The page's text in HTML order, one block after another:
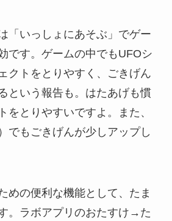
「いっしょにあそぶ」でゲー
です。ゲームの中でもUFOシ
クトをとりやすく、ごきげん
という報告も。はたあげも慣
をとりやすいですよ。また、
でもごきげんが少しアップし
めの便利な機能として、たま
。ラボアプリのおたすけ→た